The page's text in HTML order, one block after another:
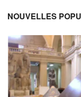
NOUVELLES